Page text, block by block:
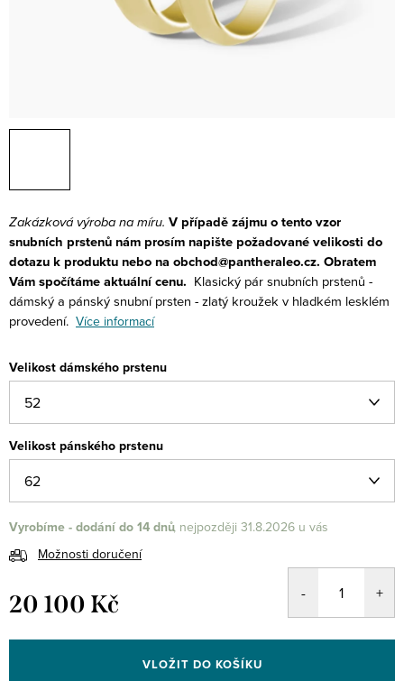
Zakázková výroba na míru. V případě zájmu o tento vzor
snubních prstenů nám prosím napište požadované velikosti do
dotazu k produktu nebo na obchod@pantheraleo.cz. Obratem
Vám spočítáme aktuální cenu. Klasický pár snubních prstenů -
dámský a pánský snubní prsten - zlatý kroužek v hladkém lesklém
provedení. Více informací
Velikost dámského prstenu
Velikost pánského prstenu
Vyrobíme - dodání do 14 dnů
31.8.2026
Možnosti doručení
20 100 Kč
cena:
VLOŽIT DO KOŠÍKU